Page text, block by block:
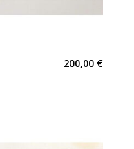
200,00 €